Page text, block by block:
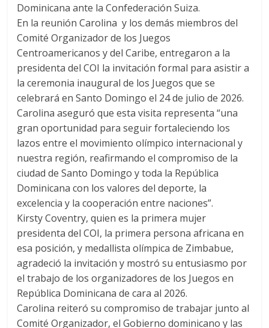
Dominicana ante la Confederación Suiza.
En la reunión Carolina y los demás miembros del
Comité Organizador de los Juegos
Centroamericanos y del Caribe, entregaron a la
presidenta del COI la invitación formal para asistir a
la ceremonia inaugural de los Juegos que se
celebrará en Santo Domingo el 24 de julio de 2026.
Carolina aseguró que esta visita representa “una
gran oportunidad para seguir fortaleciendo los
lazos entre el movimiento olímpico internacional y
nuestra región, reafirmando el compromiso de la
ciudad de Santo Domingo y toda la República
Dominicana con los valores del deporte, la
excelencia y la cooperación entre naciones”.
Kirsty Coventry, quien es la primera mujer
presidenta del COI, la primera persona africana en
esa posición, y medallista olímpica de Zimbabue,
agradeció la invitación y mostró su entusiasmo por
el trabajo de los organizadores de los Juegos en
República Dominicana de cara al 2026.
Carolina reiteró su compromiso de trabajar junto al
Comité Organizador, el Gobierno dominicano y las